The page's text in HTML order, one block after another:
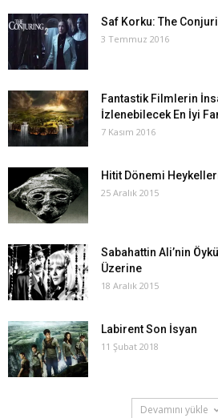
Saf Korku: The
3 Temmuz 2016
Fantastik Filmlerin
İzlenebilecek En İyi
7 Kasım 2016
Hitit Dönemi
25 Aralık 2015
Sabahattin Ali’nin
Üzerine
18 Aralık 2015
Labirent Son İsyan
11 Şubat 2018
Devamını yükle